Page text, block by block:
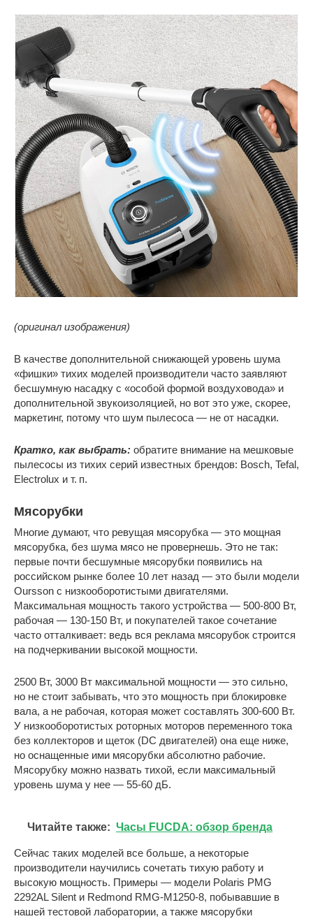
(оригинал изображения)
В качестве дополнительной снижающей уровень шума
«фишки» тихих моделей производители часто заявляют
бесшумную насадку с «особой формой воздуховода» и
дополнительной звукоизоляцией, но вот это уже, скорее,
маркетинг, потому что шум пылесоса — не от насадки.
Кратко, как выбрать: обратите внимание на мешковые
пылесосы из тихих серий известных брендов: Bosch, Tefal,
Electrolux и т. п.
Мясорубки
Многие думают, что ревущая мясорубка — это мощная
мясорубка, без шума мясо не провернешь. Это не так:
первые почти бесшумные мясорубки появились на
российском рынке более 10 лет назад — это были модели
Oursson c низкооборотистыми двигателями.
Максимальная мощность такого устройства — 500-800 Вт,
рабочая — 130-150 Вт, и покупателей такое сочетание
часто отталкивает: ведь вся реклама мясорубок строится
на подчеркивании высокой мощности.
2500 Вт, 3000 Вт максимальной мощности — это сильно,
но не стоит забывать, что это мощность при блокировке
вала, а не рабочая, которая может составлять 300-600 Вт.
У низкооборотистых роторных моторов переменного тока
без коллекторов и щеток (DC двигателей) она еще ниже,
но оснащенные ими мясорубки абсолютно рабочие.
Мясорубку можно назвать тихой, если максимальный
уровень шума у нее — 55-60 дБ.
Читайте также: Часы FUCDA: обзор бренда
Сейчас таких моделей все больше, а некоторые
производители научились сочетать тихую работу и
высокую мощность. Примеры — модели Polaris PMG
2292AL Silent и Redmond RMG-M1250-8, побывавшие в
нашей тестовой лаборатории, а также мясорубки